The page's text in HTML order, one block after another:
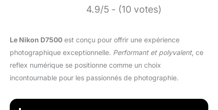
4.9/5 - (10 votes)
Le Nikon D7500 est conçu pour offrir une expérience
photographique exceptionnelle. Performant et polyvalent, ce
reflex numérique se positionne comme un choix
incontournable pour les passionnés de photographie.